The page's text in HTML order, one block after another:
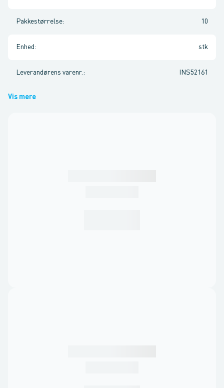
Pakkestørrelse: 10
Enhed : stk
Leverandørens varenr. : INS52161
Vis mere